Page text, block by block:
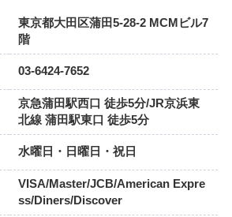
東京都大田区蒲田5-28-2 MCMビル7
階
03-6424-7652
京急蒲田駅西口 徒歩5分/JR京浜東
北線 蒲田駅東口 徒歩5分
水曜日・日曜日・祝日
VISA/Master/JCB/American Expre
ss/Diners/Discover